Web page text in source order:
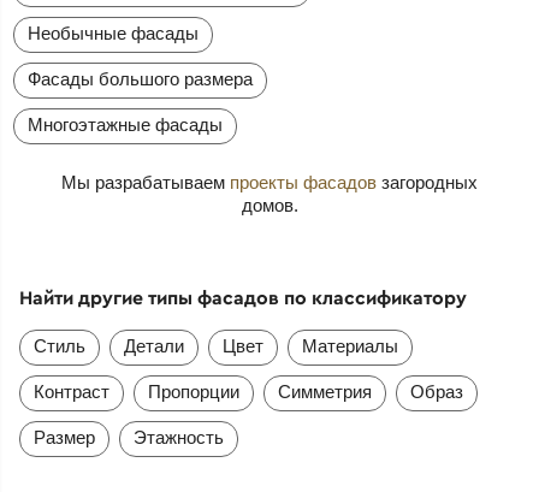
Необычные фасады
Фасады большого размера
Многоэтажные фасады
Мы разрабатываем проекты фасадов загородных
домов.
Найти другие типы фасадов по классификатору
Стиль Детали Цвет Материалы
Контраст Пропорции Симметрия Образ
Размер Этажность